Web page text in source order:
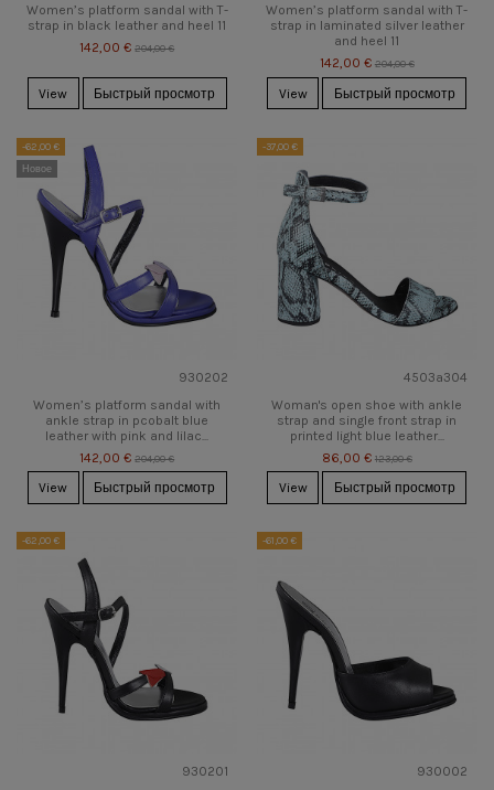
Women’s platform sandal with T-
strap in black leather and heel 11
142,00 € 204,00 €
View Быстрый просмотр
Women’s platform sandal with T-
strap in laminated silver leather
and heel 11
142,00 € 204,00 €
View Быстрый просмотр
-62,00 €
Новое
930202
Women’s platform sandal with
ankle strap in pcobalt blue
leather with pink and lilac...
142,00 € 204,00 €
View Быстрый просмотр
-37,00 €
4503a304
Woman's open shoe with ankle
strap and single front strap in
printed light blue leather...
86,00 € 123,00 €
View Быстрый просмотр
-62,00 €
930201
-61,00 €
930002